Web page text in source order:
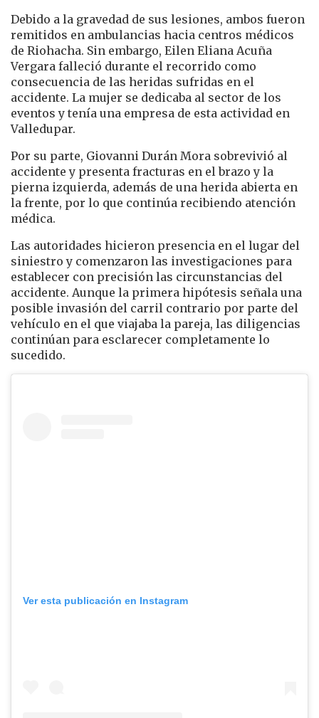
Debido a la gravedad de sus lesiones, ambos fueron
remitidos en ambulancias hacia centros médicos
de Riohacha. Sin embargo, Eilen Eliana Acuña
Vergara falleció durante el recorrido como
consecuencia de las heridas sufridas en el
accidente. La mujer se dedicaba al sector de los
eventos y tenía una empresa de esta actividad en
Valledupar.
Por su parte, Giovanni Durán Mora sobrevivió al
accidente y presenta fracturas en el brazo y la
pierna izquierda, además de una herida abierta en
la frente, por lo que continúa recibiendo atención
médica.
Las autoridades hicieron presencia en el lugar del
siniestro y comenzaron las investigaciones para
establecer con precisión las circunstancias del
accidente. Aunque la primera hipótesis señala una
posible invasión del carril contrario por parte del
vehículo en el que viajaba la pareja, las diligencias
continúan para esclarecer completamente lo
sucedido.
Ver esta publicación en Instagram